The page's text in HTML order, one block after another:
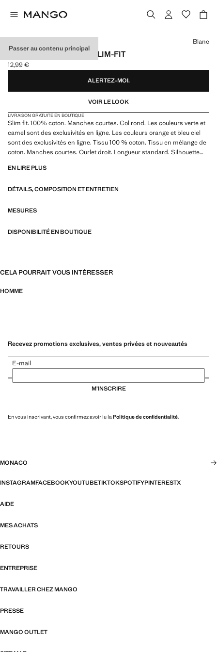
Passer au contenu principal
T-SHIRT 100 % COTON SLIM-FIT
Prix actuel [12,99 € ]
12,99 €
Choisissez une couleur
Blanc
ALERTEZ-MOI.
VOIR LE LOOK
LIVRAISON GRATUITE EN BOUTIQUE
Slim fit. 100% coton. Manches courtes. Col rond. Les couleurs verte et
camel sont des exclusivités en ligne. Les couleurs orange et bleu ciel
sont des exclusivités en ligne. Tissu 100 % coton. Tissu en mélange de
coton. Manches courtes. Ourlet droit. Longueur standard. Silhouette
% coton, col rond, manches courtes, le mannequin mesure 185 cm et
EN LIRE PLUS
DÉTAILS, COMPOSITION ET ENTRETIEN
MESURES
DISPONIBILITÉ EN BOUTIQUE
CELA POURRAIT VOUS INTÉRESSER
HOMME
Recevez promotions exclusives, ventes privées et nouveautés
E-mail
M’INSCRIRE
En vous inscrivant, vous confirmez avoir lu la Politique de confidentialité.
MONACO
INSTAGRAMFACEBOOKYOUTUBETIKTOKSPOTIFYPINTERESTX
AIDE
MES ACHATS
RETOURS
ENTREPRISE
TRAVAILLER CHEZ MANGO
PRESSE
MANGO OUTLET